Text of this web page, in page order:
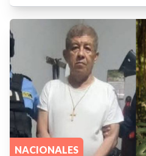
NACIONALES